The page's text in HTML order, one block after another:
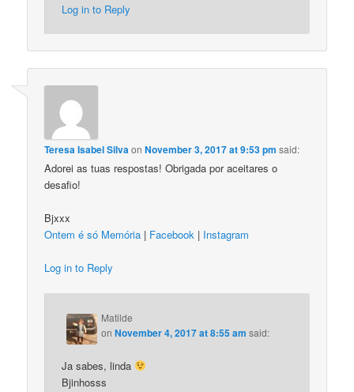
Log in to Reply
Teresa Isabel SilvaonNovember 3, 2017 at 9:53 pm said:
Adorei as tuas respostas! Obrigada por aceitares o
desafio!
Bjxxx
Ontem é só Memória | Facebook | Instagram
Log in to Reply
Matilde
onNovember 4, 2017 at 8:55 am said:
Ja sabes, linda
Bjinhosss